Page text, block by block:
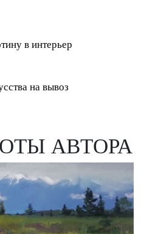
в интерьер
на вывоз
АВТОРА